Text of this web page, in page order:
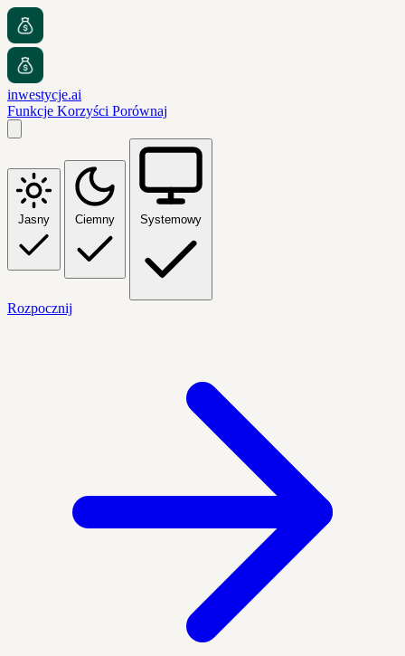
inwestycje.ai
Funkcje Korzyści Porównaj
Jasny Ciemny Systemowy
Rozpocznij